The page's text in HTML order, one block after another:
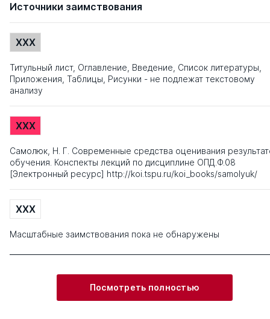
Источники заимствования
XXX
Титульный лист, Оглавление, Введение, Список литературы,
Приложения, Таблицы, Рисунки - не подлежат текстовому
анализу
XXX
Самолюк, Н. Г. Современные средства оценивания
обучения. Конспекты лекций по дисциплине ОПД.Ф.08
[Электронный ресурс] http://koi.tspu.ru/koi_books/samolyuk/
XXX
Масштабные заимствования пока не обнаружены
Посмотреть полностью